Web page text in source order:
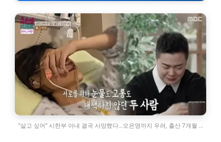
“살고 싶어” 시한부 아내 결국 사망했다…오은영까지 우려, 출산 7개월 …